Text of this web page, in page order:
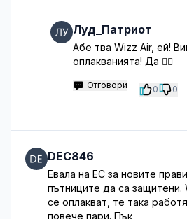
Луд_Патриот
Абе тва Wizz Air, ей!
оплакванията! Да 🤷‍♂️
Отговори 0 0
DEC846
Евала на ЕС за новите
пътниците да са защитени.
се оплакват, те така
повече пари. Пък